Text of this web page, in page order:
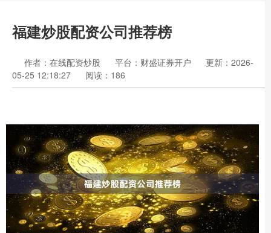
福建炒股配资公司推荐榜
作者：在线配资炒股 平台：财盛证券开户
更新：2026-
05-25 12:18:27
阅读：186